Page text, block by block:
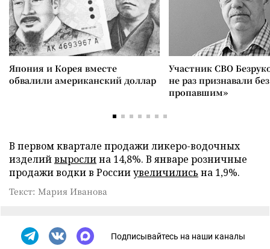
Япония и Корея вместе
обвалили американский доллар
Участник СВО
не раз признавали
пропавшим»
В первом квартале продажи ликеро-водочных
изделийвырослина 14,8%. В январе розничные
продажи водки в Россииувеличились на 1,9%.
Текст: Мария Иванова
Подписывайтесь на наши каналы